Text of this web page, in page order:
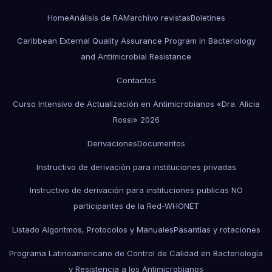
HomeAnálisis de RAMarchivo revistasBoletines
Caribbean External Quality Assurance Program in Bacteriology
and Antimicrobial Resistance
Contactos
Curso Intensivo de Actualización en Antimicrobianos «Dra. Alicia
Rossi» 2026
DerivacionesDocumentos
Instructivo de derivación para instituciones privadas
Instructivo de derivación para instituciones publicas NO
participantes de la Red-WHONET
Listado Algoritmos, Protocolos y ManualesPasantías y rotaciones
Programa Latinoamericano de Control de Calidad en Bacteriología
y Resistencia a los Antimicrobianos